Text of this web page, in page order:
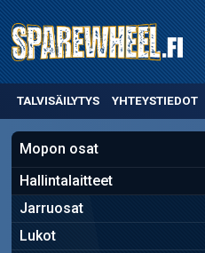
TALVISÄILYTYS YHTEYSTIEDOT
Mopon osat
Hallintalaitteet
Jarruosat
Lukot